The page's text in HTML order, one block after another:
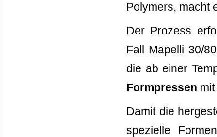
Polymers, macht
Der Prozess
Fall Mapelli 30/
die ab einer
Formpressen
Damit die
spezielle